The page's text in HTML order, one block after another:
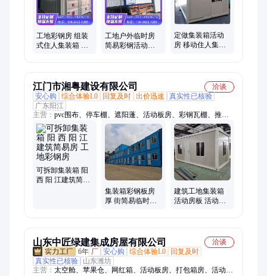
工地彩钢房 组装
式住人集装箱 支
工地户外临时房
简易彩钢活动板
定做集装箱活动
房 移动住人集装
江门市湘粤建设有限公司
洽谈
安心购
综合体验L0 回复及时 出价迅速
真实性已核验
广东阳江
主营： pvc围布、停车棚、遮阳蓬、活动板房、彩钢瓦棚、推拉
雨棚、折叠帐篷、移动帐篷、活动雨棚、移动雨棚、遮阳雨蓬、
折叠雨棚、走廊过道、仓库帐篷、活动仓库棚、篮球场雨棚、仓
库推拉棚、移动伸缩蓬、户外推拉篷、户外仓库棚、室外推拉
棚、防尘推拉篷、移动遮阳棚、伸缩遮阳棚、移动办公室
可拆卸集装箱 阳
西 阳 江建筑简易
集装箱彩钢板房
厚 街简易临时房
建筑工地集装箱
活动房板 活动板
山东中匠绿建集成房屋有限公司
洽谈
6年 厂 安心购 综合体验L0
回复及时
真实性已核验
山东潍坊
主营： 太空舱、苹果仓、网红箱、活动板房、打包箱房、活动